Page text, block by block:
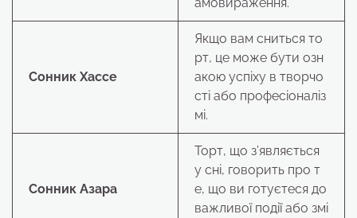
Сонник Хассе
Якщо вам сниться то
рт, це може бути озн
акою успіху в творчо
сті або професіоналіз
мі.
Сонник Азара
Торт, що з’являється
у сні, говорить про т
е, що ви готуєтеся до
важливої події або змі